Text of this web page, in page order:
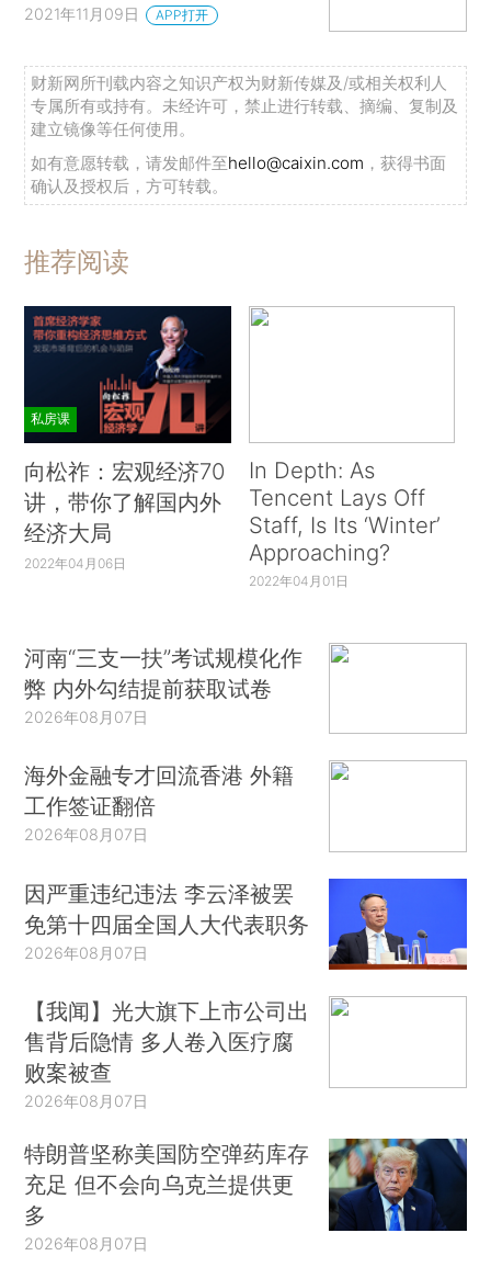
2021年11月09日 APP打开
财新网所刊载内容之知识产权为财新传媒及/或相关权利人
专属所有或持有。未经许可，禁止进行转载、摘编、复制及
建立镜像等任何使用。
如有意愿转载，请发邮件至hello@caixin.com ，获得书面
确认及授权后，方可转载。
推荐阅读
私房课
向松祚：宏观经济70
讲，带你了解国内外
经济大局
2022年04月06日
In Depth: As
Tencent Lays Off
Staff, Is Its ‘Winter’
Approaching?
2022年04月01日
河南“三支一扶”考试规模化作
弊 内外勾结提前获取试卷
2026年08月07日
海外金融专才回流香港 外籍
工作签证翻倍
2026年08月07日
因严重违纪违法 李云泽被罢
免第十四届全国人大代表职务
2026年08月07日
【我闻】光大旗下上市公司出
售背后隐情 多人卷入医疗腐
败案被查
2026年08月07日
特朗普坚称美国防空弹药库存
充足 但不会向乌克兰提供更
多
2026年08月07日